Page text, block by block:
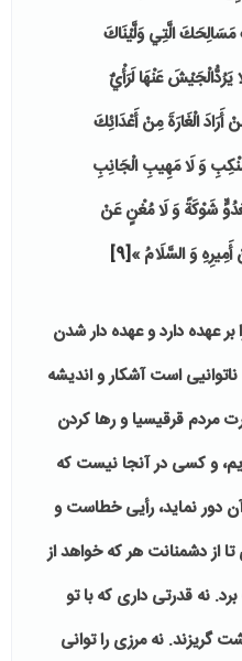
الَّتِي وَلَّيْنَاكَ
عَنْهَا لَرَأْيٌ
الْغَارَةَ مِنْ أَعْدَائِكَ
وَ لَا مَهِيبِ الْجَانِبِ
شَوْكَةً وَ لَا مُغْنٍ عَنْ
وَ السَّلَامُ »[9]
بر عهده دارد و عهده دار شدن
است آشكار و انديشه
مردم قرقيسيا و رها كردن
و كسى در آنجا نيست كه
آن دور نمايد، رأيى خطاست و
از دشمنانت هر كه خواهد از
نه قدرتى دارى كه با تو
گريزند. نه مرزى را توانى